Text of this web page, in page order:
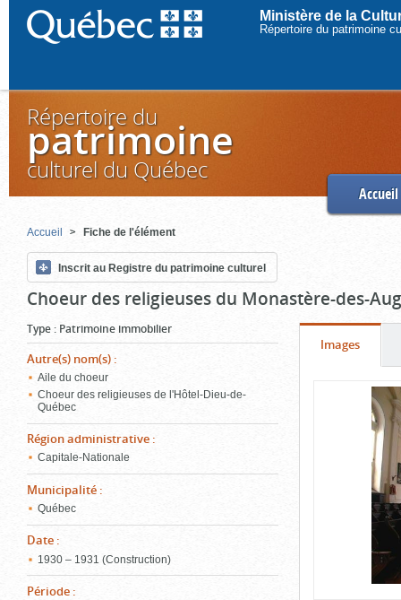
Ministère de la
Répertoire du patrimoine
Répertoire du
patrimoine
culturel du Québec
Accueil
Accueil Fiche de l'élément
Inscrit au Registre du patrimoine culturel
Choeur des religieuses du Monastère-des-
Type : Patrimoine immobilier
Autre(s) nom(s) :
Aile du choeur
Choeur des religieuses de l'Hôtel-Dieu-de-
Québec
Région administrative :
Capitale-Nationale
Municipalité :
Québec
Date :
1930 – 1931 (Construction)
Période :
Onglet
Images(cliquer
pour
voir
Contenu
l'onglet